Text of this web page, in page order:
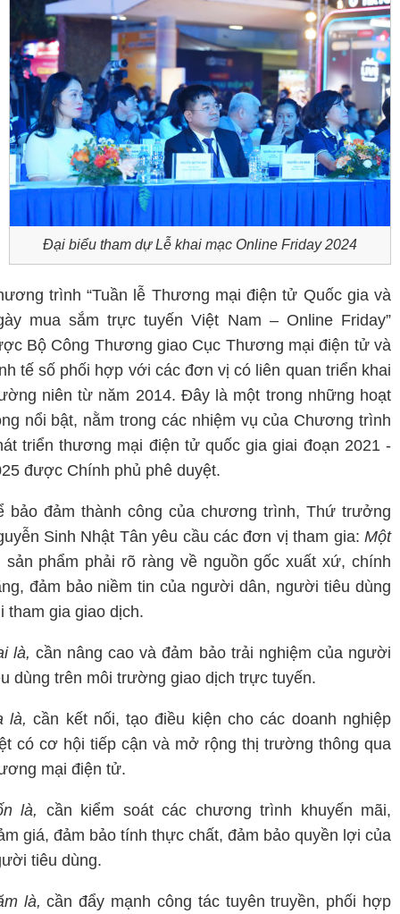
Đại biểu tham dự Lễ khai mạc Online Friday 2024
trình “Tuần lễ Thương mại điện tử Quốc gia và
mua sắm trực tuyến Việt Nam – Online Friday”
Bộ Công Thương giao Cục Thương mại điện tử và
tế số phối hợp với các đơn vị có liên quan triển khai
niên từ năm 2014. Đây là một trong những hoạt
nổi bật, nằm trong các nhiệm vụ của Chương trình
triển thương mại điện tử quốc gia giai đoạn 2021 -
được Chính phủ phê duyệt.
bảo đảm thành công của chương trình, Thứ trưởng
Sinh Nhật Tân yêu cầu các đơn vị tham gia: Một
sản phẩm phải rõ ràng về nguồn gốc xuất xứ, chính
đảm bảo niềm tin của người dân, người tiêu dùng
tham gia giao dịch.
là, cần nâng cao và đảm bảo trải nghiệm của người
dùng trên môi trường giao dịch trực tuyến.
là,cần kết nối, tạo điều kiện cho các doanh nghiệp
có cơ hội tiếp cận và mở rộng thị trường thông qua
mại điện tử.
là, cần kiểm soát các chương trình khuyến mãi,
giá, đảm bảo tính thực chất, đảm bảo quyền lợi của
tiêu dùng.
là, cần đẩy mạnh công tác tuyên truyền, phối hợp